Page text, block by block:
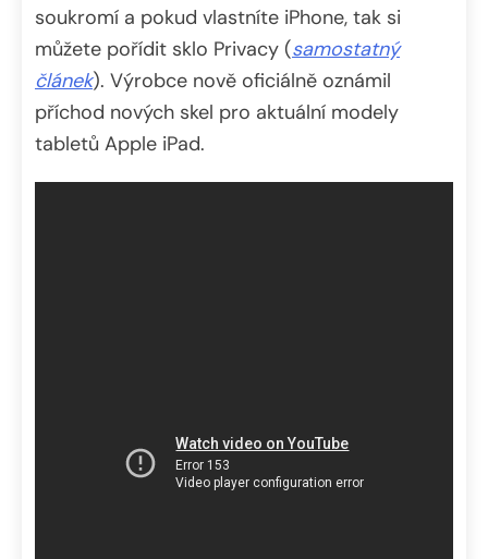
soukromí a pokud vlastníte iPhone, tak si
můžete pořídit sklo Privacy (samostatný
článek). Výrobce nově oficiálně oznámil
příchod nových skel pro aktuální modely
tabletů Apple iPad.